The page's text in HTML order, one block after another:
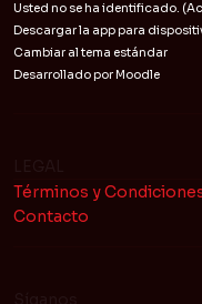
Usted no se ha identificado. (
Descargar la app para
Cambiar al tema estándar
Desarrollado por Moodle
Términos y
Contacto